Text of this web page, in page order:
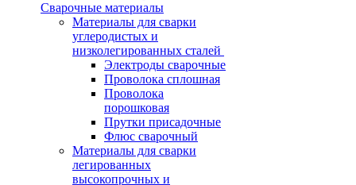
Сварочные материалы
Материалы для сварки
углеродистых и
низколегированных сталей
Электроды сварочные
Проволока сплошная
Проволока
порошковая
Прутки присадочные
Флюс сварочный
Материалы для сварки
легированных
высокопрочных и